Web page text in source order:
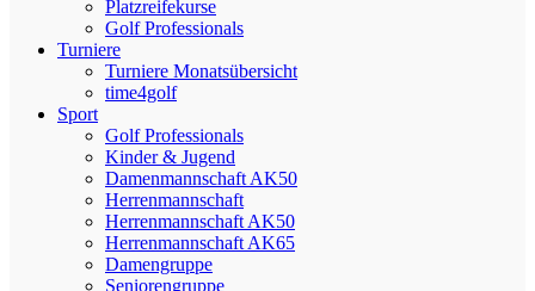
Platzreifekurse
Golf Professionals
Turniere
Turniere Monatsübersicht
time4golf
Sport
Golf Professionals
Kinder & Jugend
Damenmannschaft AK50
Herrenmannschaft
Herrenmannschaft AK50
Herrenmannschaft AK65
Damengruppe
Seniorengruppe